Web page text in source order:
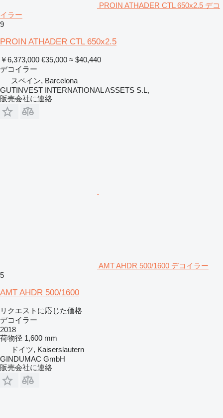
PROIN ATHADER CTL 650x2.5 デコ
イラー
9
PROIN ATHADER CTL 650x2.5
￥6,373,000 €35,000 ≈ $40,440
デコイラー
スペイン, Barcelona
GUTINVEST INTERNATIONAL ASSETS S.L,
販売会社に連絡
AMT AHDR 500/1600 デコイラー
5
AMT AHDR 500/1600
リクエストに応じた価格
デコイラー
2018
荷物径 1,600 mm
ドイツ, Kaiserslautern
GINDUMAC GmbH
販売会社に連絡